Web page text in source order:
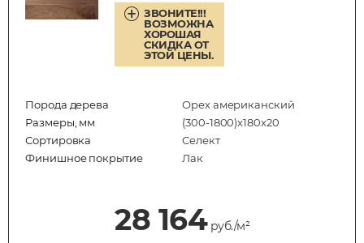
ЗВОНИТЕ!!!
ВОЗМОЖНА
ХОРОШАЯ
СКИДКА ОТ
ЭТОЙ ЦЕНЫ.
Порода дерева
Орех американский
Размеры, мм
(300-1800)x180x20
Сортировка
Селект
Финишное покрытие
Лак
28 164руб./м²